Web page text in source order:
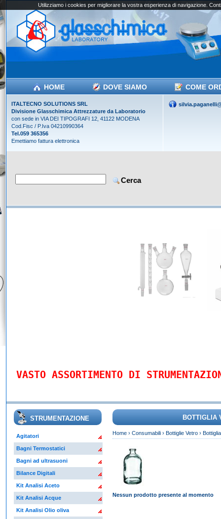
HOME DOVE SIAMO COME
ITALTECNO SOLUTIONS SRL
Divisione Glasschimica Attrezzature da Laboratorio
con sede in VIA DEI TIPOGRAFI 12, 41122 MODENA
Cod.Fisc / P.Iva 04210990364
Tel.059 365356
Emettiamo fattura elettronica
VASTO ASSORTIMENTO DI
STRUMENTAZIONE
Agitatori
Bagni Termostatici
Bagni ad ultrasuoni
Bilance Digitali
Kit Analisi Aceto
Kit Analisi Acque
Kit Analisi Olio oliva
BOTTIGLIA
Home› Consumabili› Bottiglie Vetro›
Nessun prodotto presente al momento
Utilizziamo i cookies per migliorare la vostra esperienza di navigazione.